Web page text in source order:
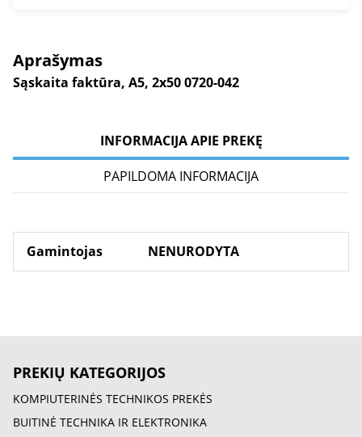
Aprašymas
Sąskaita faktūra, A5, 2x50 0720-042
INFORMACIJA APIE PREKĘ
PAPILDOMA INFORMACIJA
Gamintojas NENURODYTA
PREKIŲ KATEGORIJOS
KOMPIUTERINĖS TECHNIKOS PREKĖS
BUITINĖ TECHNIKA IR ELEKTRONIKA